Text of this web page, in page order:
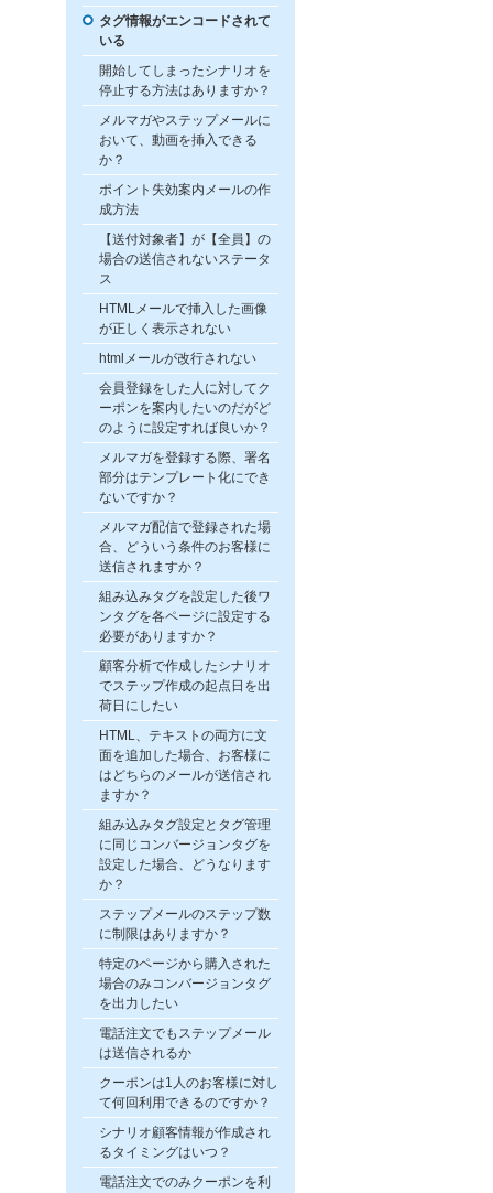
タグ情報がエンコードされて
いる
開始してしまったシナリオを
停止する方法はありますか？
メルマガやステップメールに
おいて、動画を挿入できる
か？
ポイント失効案内メールの作
成方法
【送付対象者】が【全員】の
場合の送信されないステータ
ス
HTMLメールで挿入した画像
が正しく表示されない
htmlメールが改行されない
会員登録をした人に対してク
ーポンを案内したいのだがど
のように設定すれば良いか？
メルマガを登録する際、署名
部分はテンプレート化にでき
ないですか？
メルマガ配信で登録された場
合、どういう条件のお客様に
送信されますか？
組み込みタグを設定した後ワ
ンタグを各ページに設定する
必要がありますか？
顧客分析で作成したシナリオ
でステップ作成の起点日を出
荷日にしたい
HTML、テキストの両方に文
面を追加した場合、お客様に
はどちらのメールが送信され
ますか？
組み込みタグ設定とタグ管理
に同じコンバージョンタグを
設定した場合、どうなります
か？
ステップメールのステップ数
に制限はありますか？
特定のページから購入された
場合のみコンバージョンタグ
を出力したい
電話注文でもステップメール
は送信されるか
クーポンは1人のお客様に対し
て何回利用できるのですか？
シナリオ顧客情報が作成され
るタイミングはいつ？
電話注文でのみクーポンを利